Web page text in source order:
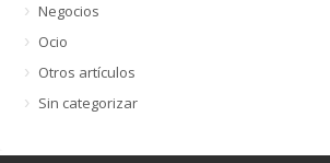
Negocios
Ocio
Otros artículos
Sin categorizar